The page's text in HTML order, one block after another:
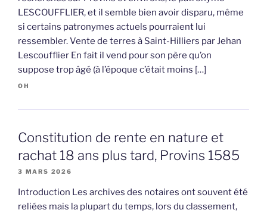
LESCOUFFLIER, et il semble bien avoir disparu, même
si certains patronymes actuels pourraient lui
ressembler. Vente de terres à Saint-Hilliers par Jehan
Lescoufflier En fait il vend pour son père qu’on
suppose trop âgé (à l’époque c’était moins […]
OH
Constitution de rente en nature et
rachat 18 ans plus tard, Provins 1585
3 MARS 2026
Introduction Les archives des notaires ont souvent été
reliées mais la plupart du temps, lors du classement,